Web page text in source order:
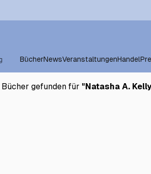
BücherNewsVeranstaltungenHandel
Bücher gefunden für "Natasha A.